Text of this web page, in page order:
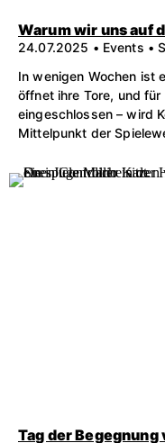
Warum wir uns auf
24.07.2025 • Events •
In wenigen Wochen ist
öffnet ihre Tore, und für
eingeschlossen – wird
Mittelpunkt der
Tag der